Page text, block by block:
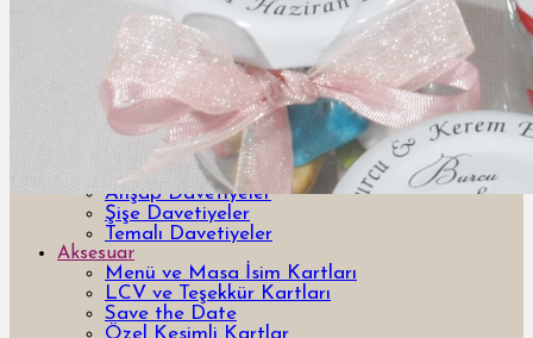
Yeni Tasarım Davetiye ve Hediyeler
Özel Tasarım Davetiyeler
Lazer Kesimli Davetiyeler
3 Boyutlu 3d davetiyeler
Pleksi Davetiyeler
Kutulu Davetiyeler
Yurt Dışı Tasarım Davetiyeler
Bar & Bat Mitzvah Davetiyeler
Kumaş Davetiyeler
Ahşap Davetiyeler
Şişe Davetiyeler
Temalı Davetiyeler
Aksesuar
Menü ve Masa İsim Kartları
LCV ve Teşekkür Kartları
Save the Date
Özel Kesimli Kartlar